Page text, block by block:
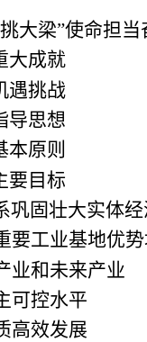
大梁”使命担
大成就
遇挑战
导思想
本原则
要目标
巩固壮大实体
要工业基地优
业和未来产业
可控水平
高效发展